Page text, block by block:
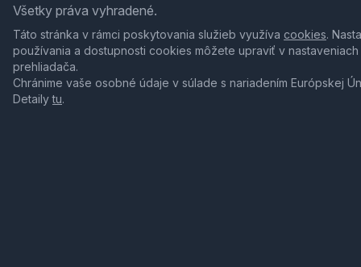
Všetky práva vyhradené.
Táto stránka v rámci poskytovania služieb využíva cookies.
používania a dostupnosti cookies môžete upraviť v nastaveniach
prehliadača.
Chránime vaše osobné údaje v súlade s nariadením Európskej
Detailytu.